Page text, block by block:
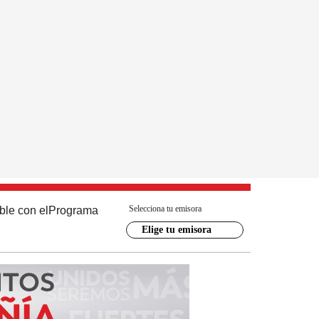
con el Programa Selecciona tu emisora
Elige tu emisora